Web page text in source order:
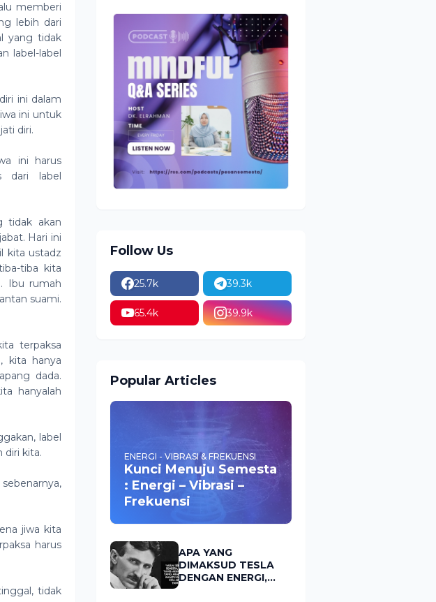
memberi
lebih dari
yang tidak
label-label
ini dalam
ini untuk
diri.
ini harus
dari label
tidak akan
Hari ini
kita ustadz
tiba kita
Ibu rumah
suami.
terpaksa
kita hanya
dada.
hanyalah
label
diri kita.
jiwa kita
harus
tidak
Follow Us
25.7k 39.3k
65.4k 39.9k
Popular Articles
ENERGI - VIBRASI & FREKUENSI
Kunci Menuju Semesta
: Energi – Vibrasi –
Frekuensi
APA YANG
DIMAKSUD TESLA
DENGAN ENERGI,